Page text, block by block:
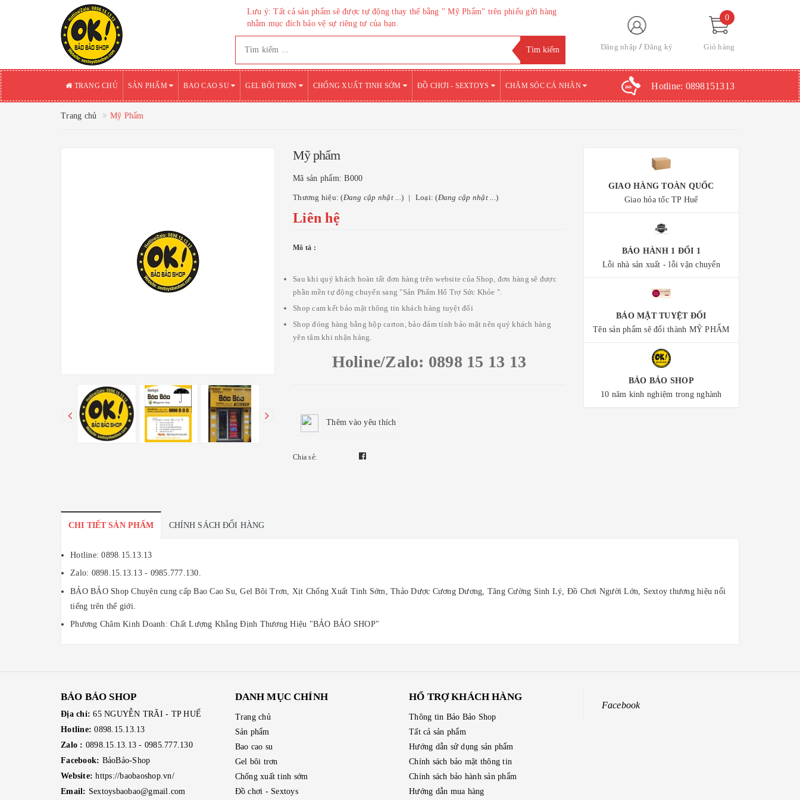
Lưu ý: Tất cả sản phẩm sẽ được tự động thay thế bằng " Mỹ Phẩm" trên phiếu gửi hàng
nhằm mục đích bảo vệ sự riêng tư của bạn.
Đăng nhập Đăng ký
0
Giỏ hàng
TRANG CHỦ SẢN PHẨM BAO CAO SU GEL BÔI TRƠN CHỐNG XUẤT TINH SỚM ĐỒ CHƠI - SEXTOYS CHĂM SÓC CÁ NHÂN Hotline: 0898151313
Trang chủ Mỹ Phẩm
Mỹ phẩm
Mã sản phẩm:B000
Thương hiệu: (Đang cập nhật ...) Loại: (Đang cập nhật ...)
Liên hệ
Mô tả :
Sau khi quý khách hoàn tất đơn hàng trên website của Shop, đơn hàng sẽ được
phần mền tự động chuyển sang "Sản Phẩm Hổ Trợ Sức Khỏe ".
Shop cam kết bảo mật thông tin khách hàng tuyệt đối
Shop đóng hàng bằng hộp carton, bảo đảm tính bảo mật nên quý khách hàng
yên tâm khi nhận hàng.
Holine/Zalo: 0898 15 13 13
Thêm vào yêu thích
Chia sẻ:
GIAO HÀNG TOÀN QUỐC
Giao hỏa tốc TP Huế
BẢO HÀNH 1 ĐỔI 1
Lỗi nhà sản xuất - lỗi vận chuyển
BẢO MẬT TUYỆT ĐỐI
Tên sản phẩm sẽ đổi thành MỸ PHẨM
BẢO BẢO SHOP
10 năm kinh nghiệm trong nghành
CHI TIẾT SẢN PHẨM CHÍNH SÁCH ĐỔI HÀNG
Hotline: 0898.15.13.13
Zalo: 0898.15.13.13 - 0985.777.130.
BẢO BẢO Shop Chuyên cung cấp Bao Cao Su, Gel Bôi Trơn, Xịt Chống Xuất Tinh Sớm, Thảo Dược Cương Dương, Tăng Cường Sinh Lý, Đồ Chơi Người Lớn, Sextoy thương hiệu nổi
tiếng trên thế giới.
Phương Châm Kinh Doanh: Chất Lượng Khẳng Định Thương Hiệu "BẢO BẢO SHOP"
BẢO BẢO SHOP
Địa chỉ:65 NGUYỄN TRÃI - TP HUẾ
Hotline: 0898.15.13.13
Zalo : 0898.15.13.13 - 0985.777.130
Facebook: BảoBảo-Shop
Website:https://baobaoshop.vn/
Email: Sextoysbaobao@gmail.com
DANH MỤC CHÍNH
Trang chủ
Sản phẩm
Bao cao su
Gel bôi trơn
Chống xuất tinh sớm
Đồ chơi - Sextoys
HỔ TRỢ KHÁCH HÀNG
Thông tin Bảo Bảo Shop
Tất cả sản phẩm
Hướng dẫn sử dụng sản phẩm
Chính sách bảo mật thông tin
Chính sách bảo hành sản phẩm
Hướng dẫn mua hàng
Facebook